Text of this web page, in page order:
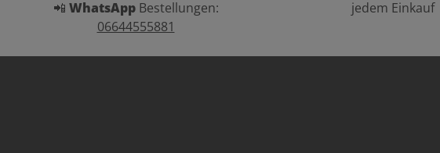
📲 WhatsAppBestellungen:
06644555881
jedem Einkauf